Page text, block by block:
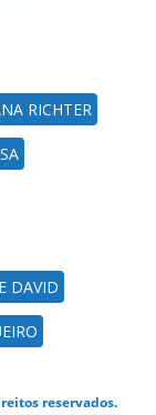
RICHTER
DAVID
reservados.